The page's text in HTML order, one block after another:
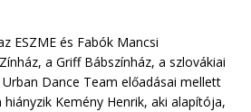
ESZME és Fabók Mancsi
a Griff Bábszínház, a szlovákiai
Dance Team előadásai mellett
Kemény Henrik, aki alapítója,